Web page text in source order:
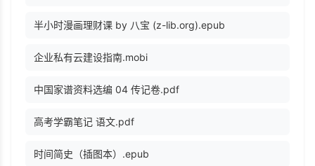
半小时漫画理财课 by 八宝 (z-lib.org).epub
企业私有云建设指南.mobi
中国家谱资料选编 04 传记卷.pdf
高考学霸笔记 语文.pdf
时间简史（插图本）.epub